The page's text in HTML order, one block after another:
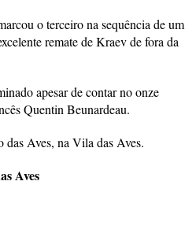
o terceiro na sequência de um
remate de Kraev de fora da
apesar de contar no onze
Quentin Beunardeau.
Aves, na Vila das Aves.
Aves